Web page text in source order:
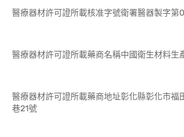
醫療器材許可證所載核准字號衛署醫器製字第
醫療器材許可證所載藥商名稱中國衛生材料生
醫療器材許可證所載藥商地址彰化縣彰化市福
巷21號